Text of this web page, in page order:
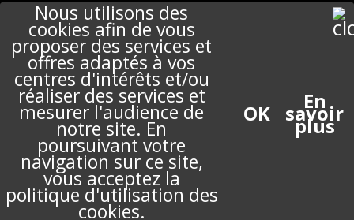
Nous utilisons des
cookies afin de vous
proposer des services et
offres adaptés à vos
centres d'intérêts et/ou
réaliser des services et
mesurer l'audience de
notre site. En
poursuivant votre
navigation sur ce site,
vous acceptez la
politique d'utilisation des
cookies.
En
savoir
plus
INFORMATIONS
NOUS CONTACTER
A PROPOS
© 2017 PERIGOT TOUS DROITS RÉSERVÉS.